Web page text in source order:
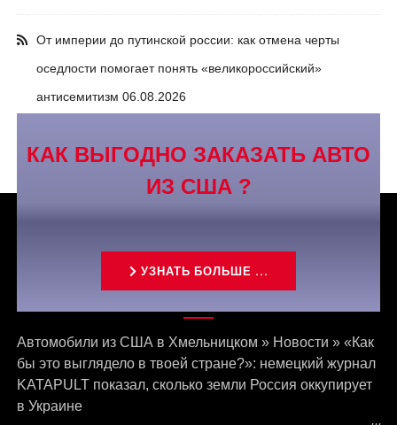
От империи до путинской россии: как отмена черты
оседлости помогает понять «великороссийский»
антисемитизм 06.08.2026
КАК ВЫГОДНО ЗАКАЗАТЬ АВТО
ИЗ США ?
УЗНАТЬ БОЛЬШЕ ...
Связаться с нами
Автомобили из США в Хмельницком » Новости »«Как
бы это выглядело в твоей стране?»: немецкий журнал
KATAPULT показал, сколько земли Россия оккупирует
в Украине